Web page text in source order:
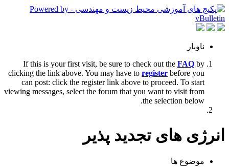
ناوبار
If this is your first visit, be sure to check out the FAQ by
clicking the link above. You may have to register before you
can post: click the register link above to proceed. To start
viewing messages, select the forum that you want to visit from
the selection below.
انرژی های تجدید پذیر
موضوع ها